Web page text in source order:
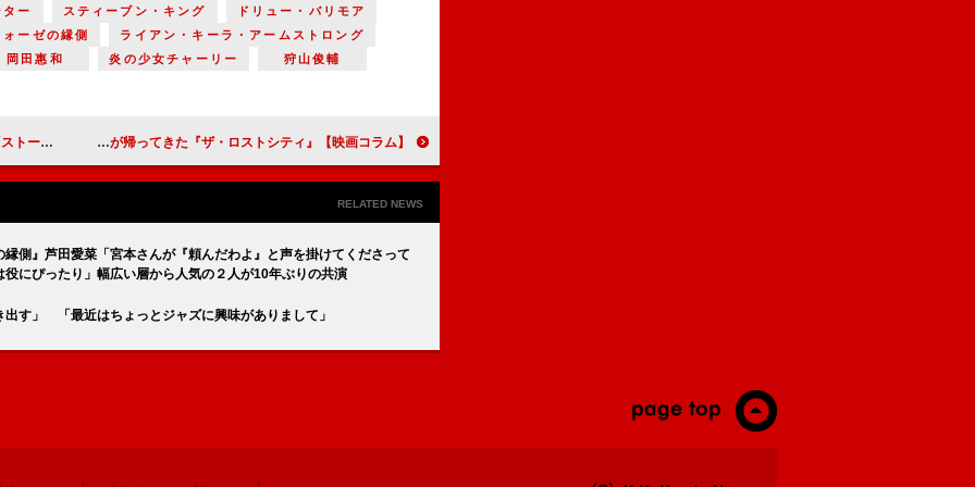
ー スティーブン・キング
ドリュー・バリモア
ーゼの縁側
ライアン・キーラ・アームストロング
岡田惠和
炎の少女チャーリー 狩山俊輔
画コラム】 ハリウッドのお気楽映画が帰ってきた『ザ・ロストシティ』【映画コラム】
RELATED NEWS
側』芦田愛菜「宮本さんが『頼んだわよ』と声を掛けてくださって
にぴったり」幅広い層から人気の２人が10年ぶりの共演
す」 「最近はちょっとジャズに興味がありまして」